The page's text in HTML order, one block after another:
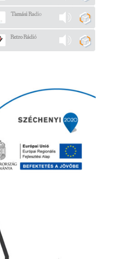
Tamási Radio
Retro Rádió